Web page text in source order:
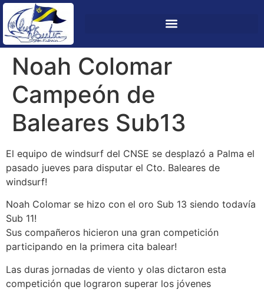
Noah Colomar
Campeón de
Baleares Sub13
El equipo de windsurf del CNSE se desplazó a Palma el
pasado jueves para disputar el Cto. Baleares de
windsurf!
Noah Colomar se hizo con el oro Sub 13 siendo todavía
Sub 11!
Sus compañeros hicieron una gran competición
participando en la primera cita balear!
Las duras jornadas de viento y olas dictaron esta
competición que lograron superar los jóvenes